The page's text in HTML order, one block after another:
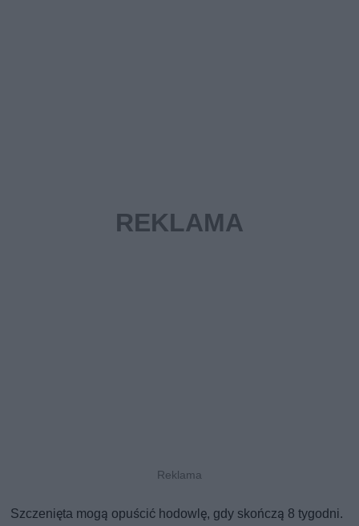
Szczenięta mogą opuścić hodowlę, gdy skończą 8 tygodni.